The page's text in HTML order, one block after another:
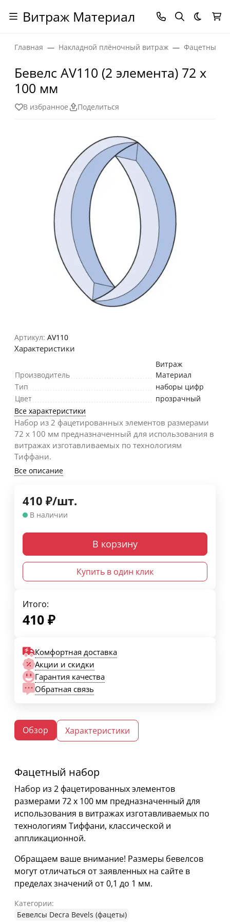
Витраж Материал Темная
Главная Накладной плёночный витраж Фацетные
Бевелс AV110 (2 элемента) 72 х
100 мм
В избранное Поделиться
Артикул: AV110
Характеристики
Производитель
Витраж
Материал
Тип
наборы цифр
Цвет
прозрачный
Все характеристики
Набор из 2 фацетированных элементов размерами
72 х 100 мм предназначенный для использования в
витражах изготавливаемых по технологиям
Тиффани.
Все описание
410 ₽/шт.
В наличии
В корзину
Купить в один клик
Итого:
410 ₽
Комфортная доставка
Акции и скидки
Гарантия качества
Обратная связь
Обзор Характеристики
Фацетный набор
Набор из 2 фацетированных элементов
размерами 72 х 100 мм предназначенный для
использования в витражах изготавливаемых по
технологиям Тиффани, классической и
аппликационной.
Обращаем ваше внимание! Размеры бевелсов
могут отличаться от заявленных на сайте в
пределах значений от 0,1 до 1 мм.
Категории:
Бевелсы Decra Bevels (фацеты)